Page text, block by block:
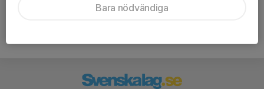
Bara nödvändiga